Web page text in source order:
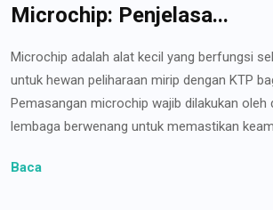
Microchip: Penjelasa...
Microchip adalah alat kecil yang berfungsi
untuk hewan peliharaan mirip dengan KTP
Pemasangan microchip wajib dilakukan oleh
lembaga berwenang untuk memastikan
Baca